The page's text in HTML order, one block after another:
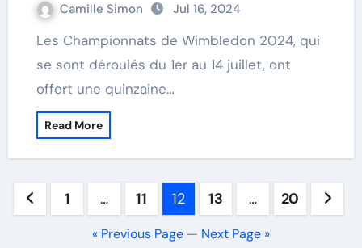
Camille Simon Jul 16, 2024
Les Championnats de Wimbledon 2024, qui
se sont déroulés du 1er au 14 juillet, ont
offert une quinzaine…
Read More
Posts
navigation
1 … 11 12 13 … 20
« Previous Page — Next Page »